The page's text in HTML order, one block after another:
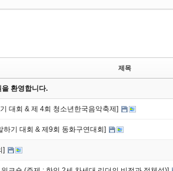
제목
환영합니다.
대회 & 제 4회 청소년한국음악축제]
하기 대회 & 제9회 동화구연대회]
]